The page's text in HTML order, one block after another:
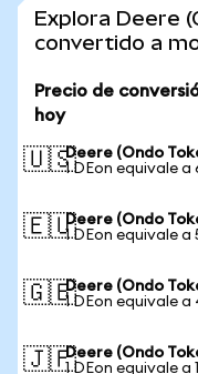
Explora Deere
convertido a
Precio de
hoy
🇺🇸Deere (Ondo
1 DEon equivale a
🇪🇺Deere (Ondo
1 DEon equivale
🇬🇧Deere (Ondo
1 DEon equivale a
🇯🇵Deere (Ondo
1 DEon equivale a